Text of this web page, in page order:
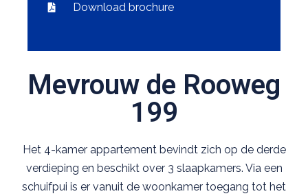
Mevrouw de Rooweg
199
Het 4-kamer appartement bevindt zich op de derde
verdieping en beschikt over 3 slaapkamers. Via een
schuifpui is er vanuit de woonkamer toegang tot het
Download brochure